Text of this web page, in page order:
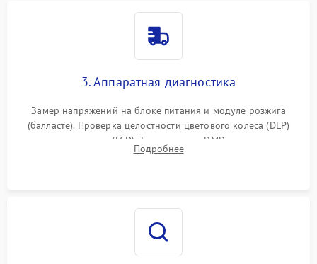
3. Аппаратная диагностика
Замер напряжений на блоке питания и модуле розжига
(балласте). Проверка целостности цветового колеса (DLP)
или поляризаторов (LCD). Тестирование DMD-чипа, датчиков
температуры и оптопар с помощью мультиметра и
Подробнее